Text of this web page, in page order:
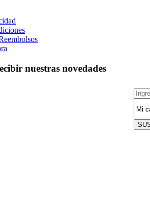
nuestras novedades